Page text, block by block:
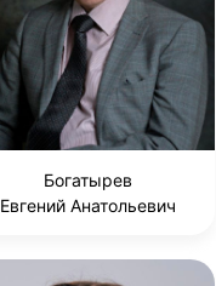
Богатырев
Евгений Анатольевич